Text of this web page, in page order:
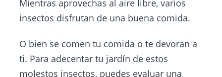
Mientras aprovechas al aire libre, varios
insectos disfrutan de una buena comida.
O bien se comen tu comida o te devoran a
ti. Para adecentar tu jardín de estos
molestos insectos, puedes evaluar una